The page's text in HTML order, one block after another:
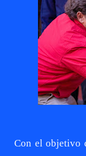
Con el objetivo